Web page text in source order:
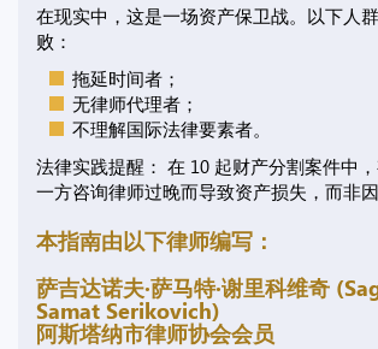
在现实中，这是一场资产保卫战。以下人
败：
拖延时间者；
无律师代理者；
不理解国际法律要素者。
法律实践提醒： 在 10 起财产分割案件中
一方咨询律师过晚而导致资产损失，而非
本指南由以下律师编写：
萨吉达诺夫·萨马特·谢里科维奇
Samat Serikovich)
阿斯塔纳市律师协会会员